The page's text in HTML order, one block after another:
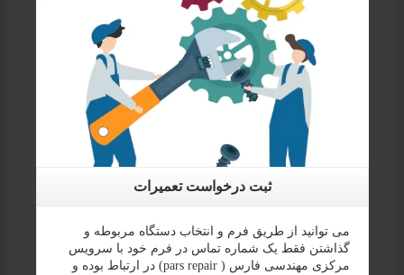
ثبت درخواست تعمیرات
می توانید از طریق فرم و انتخاب دستگاه مربوطه و
گذاشتن فقط یک شماره تماس در فرم خود با سرویس
مرکزی مهندسی فارس ( pars repair) در ارتباط بوده و